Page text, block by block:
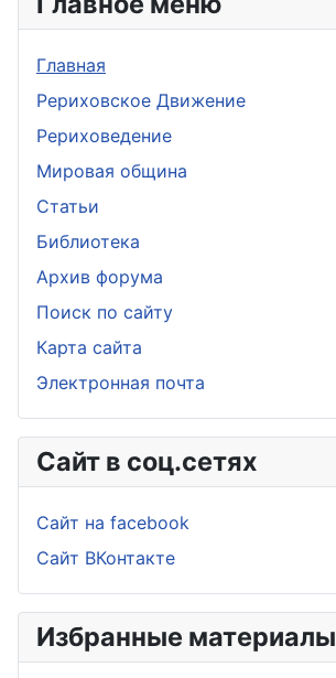
Главная
Рериховское Движение
Рериховедение
Мировая община
Статьи
Библиотека
Архив форума
Поиск по сайту
Карта сайта
Электронная почта
Сайт в соц.сетях
Сайт на facebook
Сайт ВКонтакте
Избранные материалы